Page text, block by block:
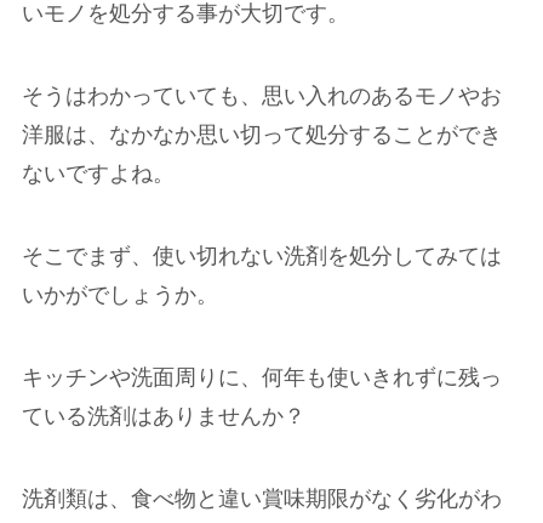
いモノを処分する事が大切です。
そうはわかっていても、思い入れのあるモノやお
洋服は、なかなか思い切って処分することができ
ないですよね。
そこでまず、使い切れない洗剤を処分してみては
いかがでしょうか。
キッチンや洗面周りに、何年も使いきれずに残っ
ている洗剤はありませんか？
洗剤類は、食べ物と違い賞味期限がなく劣化がわ